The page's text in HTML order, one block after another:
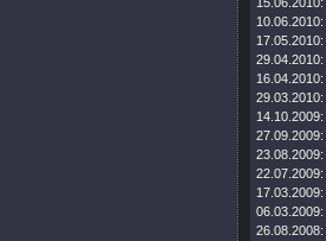
10.06.2010:
17.05.2010:
29.04.2010:
16.04.2010:
29.03.2010:
14.10.2009:
27.09.2009:
23.08.2009:
22.07.2009:
17.03.2009:
06.03.2009:
26.08.2008: